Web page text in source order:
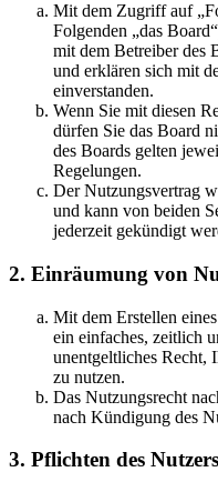
Mit dem Zugriff auf
Folgenden „das
mit dem Betreiber des
und erklären sich mit
einverstanden.
Wenn Sie mit diesen
dürfen Sie das Board
des Boards gelten
Regelungen.
Der Nutzungsvertrag
und kann von beiden
jederzeit gekündigt
2. Einräumung von
Mit dem Erstellen
ein einfaches, zeitlich
unentgeltliches Recht,
zu nutzen.
Das Nutzungsrecht
nach Kündigung des
3. Pflichten des Nutzers